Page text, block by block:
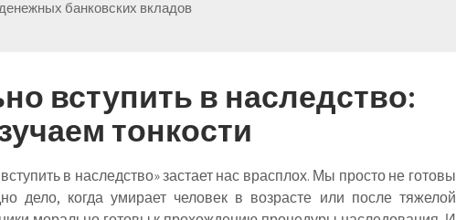
банковских вкладов
вступить в наследство:
тонкости
в наследство» застает нас врасплох. Мы просто не готовы
дело, когда умирает человек в возрасте или после тяжелой